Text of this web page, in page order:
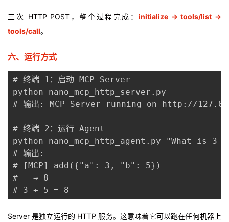
三次 HTTP POST，整个过程完成：initialize → tools/list →
tools/call。
六、运行方式
# 终端 1：启动 MCP Server
python nano_mcp_http_server.py
# 输出: MCP Server running on http://
# 终端 2：运行 Agent
python nano_mcp_http_agent.py "What is 3
# 输出:
# [MCP] add({"a": 3, "b": 5})
#   → 8
# 3 + 5 = 8
Server 是独立运行的 HTTP 服务。这意味着它可以跑在任何机器上